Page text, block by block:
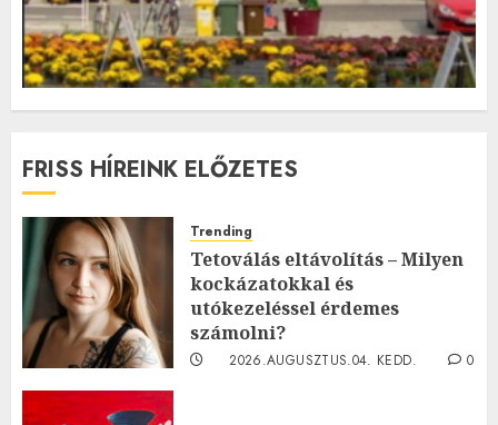
FRISS HÍREINK ELŐZETES
Trending
Tetoválás eltávolítás – Milyen
kockázatokkal és
utókezeléssel érdemes
számolni?
2026.AUGUSZTUS.04. KEDD.
0